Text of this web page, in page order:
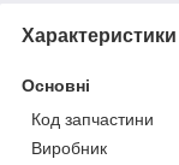
Характеристики
Основні
Код запчастини
Виробник